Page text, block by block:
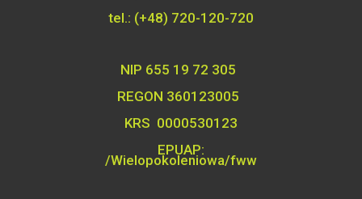
tel.: (+48) 720-120-720
NIP 655 19 72 305
REGON 360123005
KRS 0000530123
EPUAP:
/Wielopokoleniowa/fww